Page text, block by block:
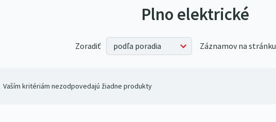
Plno elektrické
Zoradiť Záznamov na stránku
Vaším kritériám nezodpovedajú žiadne produkty